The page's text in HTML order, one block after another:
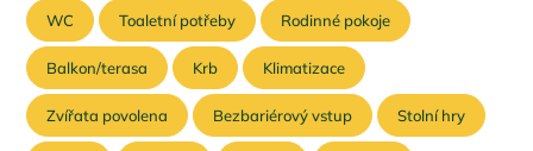
WC Toaletní potřeby Rodinné pokoje
Balkon/terasa Krb Klimatizace
Zvířata povolena Bezbariérový vstup Stolní hry